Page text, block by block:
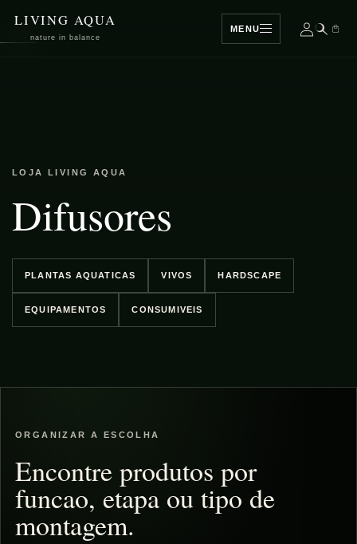
PARA O
LIVING AQUA
nature in balance
MENU
LOJA LIVING AQUA
C
o
l
e
ç
o
:
Difusores
PLANTAS AQUATICAS VIVOS HARDSCAPE
EQUIPAMENTOS CONSUMIVEIS
ORGANIZAR A ESCOLHA
Encontre produtos por
funcao, etapa ou tipo de
montagem.